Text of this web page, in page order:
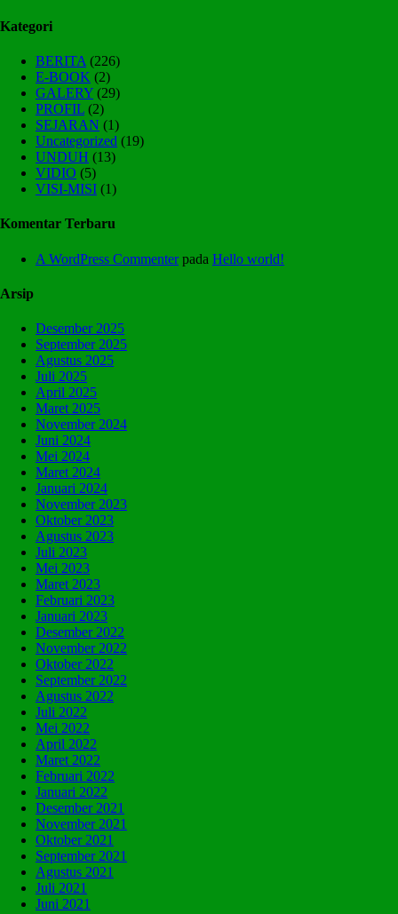
Kategori
BERITA (226)
E-BOOK (2)
GALERY (29)
PROFIL (2)
SEJARAN (1)
Uncategorized (19)
UNDUH (13)
VIDIO (5)
VISI-MISI (1)
Komentar Terbaru
A WordPress Commenterpada Hello world!
Arsip
Desember 2025
September 2025
Agustus 2025
Juli 2025
April 2025
Maret 2025
November 2024
Juni 2024
Mei 2024
Maret 2024
Januari 2024
November 2023
Oktober 2023
Agustus 2023
Juli 2023
Mei 2023
Maret 2023
Februari 2023
Januari 2023
Desember 2022
November 2022
Oktober 2022
September 2022
Agustus 2022
Juli 2022
Mei 2022
April 2022
Maret 2022
Februari 2022
Januari 2022
Desember 2021
November 2021
Oktober 2021
September 2021
Agustus 2021
Juli 2021
Juni 2021